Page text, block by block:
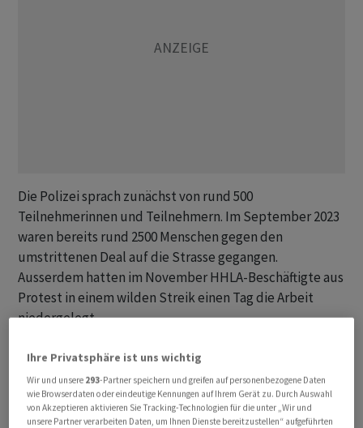
Die Polizei sprach zunächst von rund 500
Teilnehmerinnen und Teilnehmern. Im September 2023
waren bereits rund 2500 Menschen gegen den
umstrittenen Deal auf die Strasse gegangen.
Ausserdem hatten im November HHLA-Beschäftigte aus
Protest in einem wilden Streik einen Tag die Arbeit
niedergelegt.
Etliche Redner gingen vor allem die regierende SPD mit
Bürgermeister Peter Tschentscher, Wirtschaftssenatorin
Melanie Leonhard und Finanzsenator Andreas Dressel
(alle SPD) an. Sie warfen ihr eine Umverteilung
Ihre Privatsphäre ist uns wichtig
Wir und unsere 293-Partner speichern und greifen auf personenbezogene Daten
wie Browserdaten oder eindeutige Kennungen auf Ihrem Gerät zu. Durch Auswahl
von Akzeptieren aktivieren Sie Tracking-Technologien für die unter „Wir und
unsere Partner verarbeiten Daten, um Ihnen Dienste bereitzustellen“ aufgeführten